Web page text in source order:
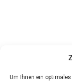
Um Ihnen ein